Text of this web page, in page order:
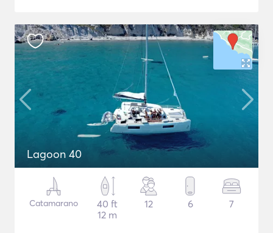
Lagoon 40
Catamarano
40 ft
12 m
12 6 7